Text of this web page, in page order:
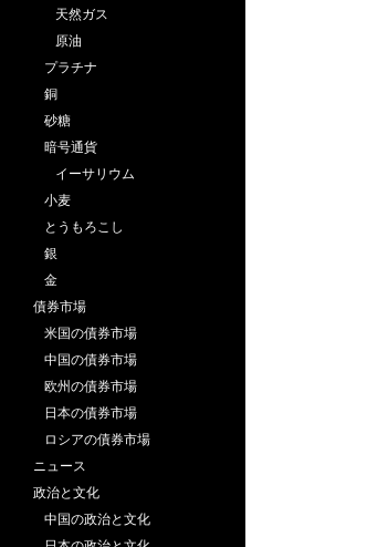
天然ガス
原油
プラチナ
銅
砂糖
暗号通貨
イーサリウム
小麦
とうもろこし
銀
金
債券市場
米国の債券市場
中国の債券市場
欧州の債券市場
日本の債券市場
ロシアの債券市場
ニュース
政治と文化
中国の政治と文化